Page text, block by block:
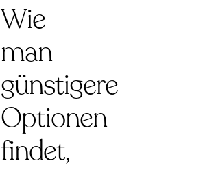
Wie
man
günstigere
Optionen
findet,